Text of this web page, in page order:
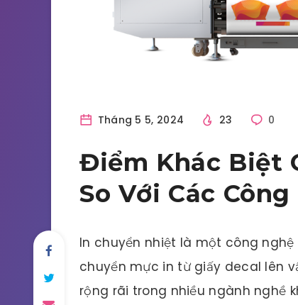
Tháng 5 5, 2024 23 0
Điểm Khác Biệt
So Với Các
In chuyển nhiệt là một công
chuyển mực in từ giấy decal lên
rộng rãi trong nhiều ngành nghề